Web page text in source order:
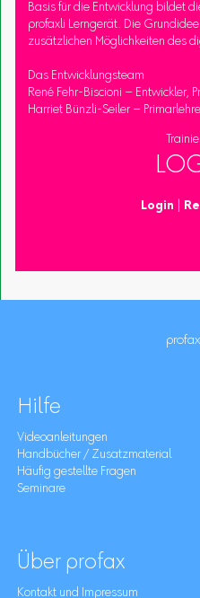
Basis für die Entwicklung bildet
profaxli Lerngerät. Die
zusätzlichen Möglichkeiten des
Das Entwicklungsteam
René Fehr-Biscioni – Entwickler,
Harriet Bünzli-Seiler –
Login
Hilfe
Videoanleitungen
Handbücher / Zusatzmaterial
Häufig gestellte Fragen
Seminare
Über profax
Kontakt und Impressum